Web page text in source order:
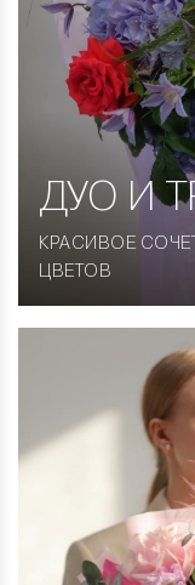
ДУО И
КРАСИВОЕ
ЦВЕТОВ